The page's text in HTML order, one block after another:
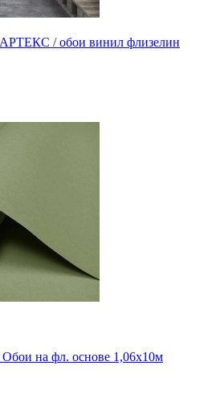
АРТЕКС / обои винил флизелин
на фл. основе 1,06х10м